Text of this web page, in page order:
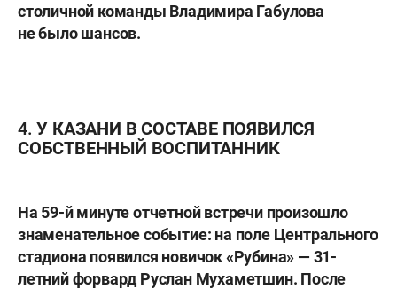
столичной команды Владимира Габулова
не было шансов.
4. У КАЗАНИ В СОСТАВЕ ПОЯВИЛСЯ
СОБСТВЕННЫЙ ВОСПИТАННИК
На 59-й минуте отчетной встречи произошло
знаменательное событие: на поле Центрального
стадиона появился новичок «Рубина» — 31-
летний форвард Руслан Мухаметшин. После